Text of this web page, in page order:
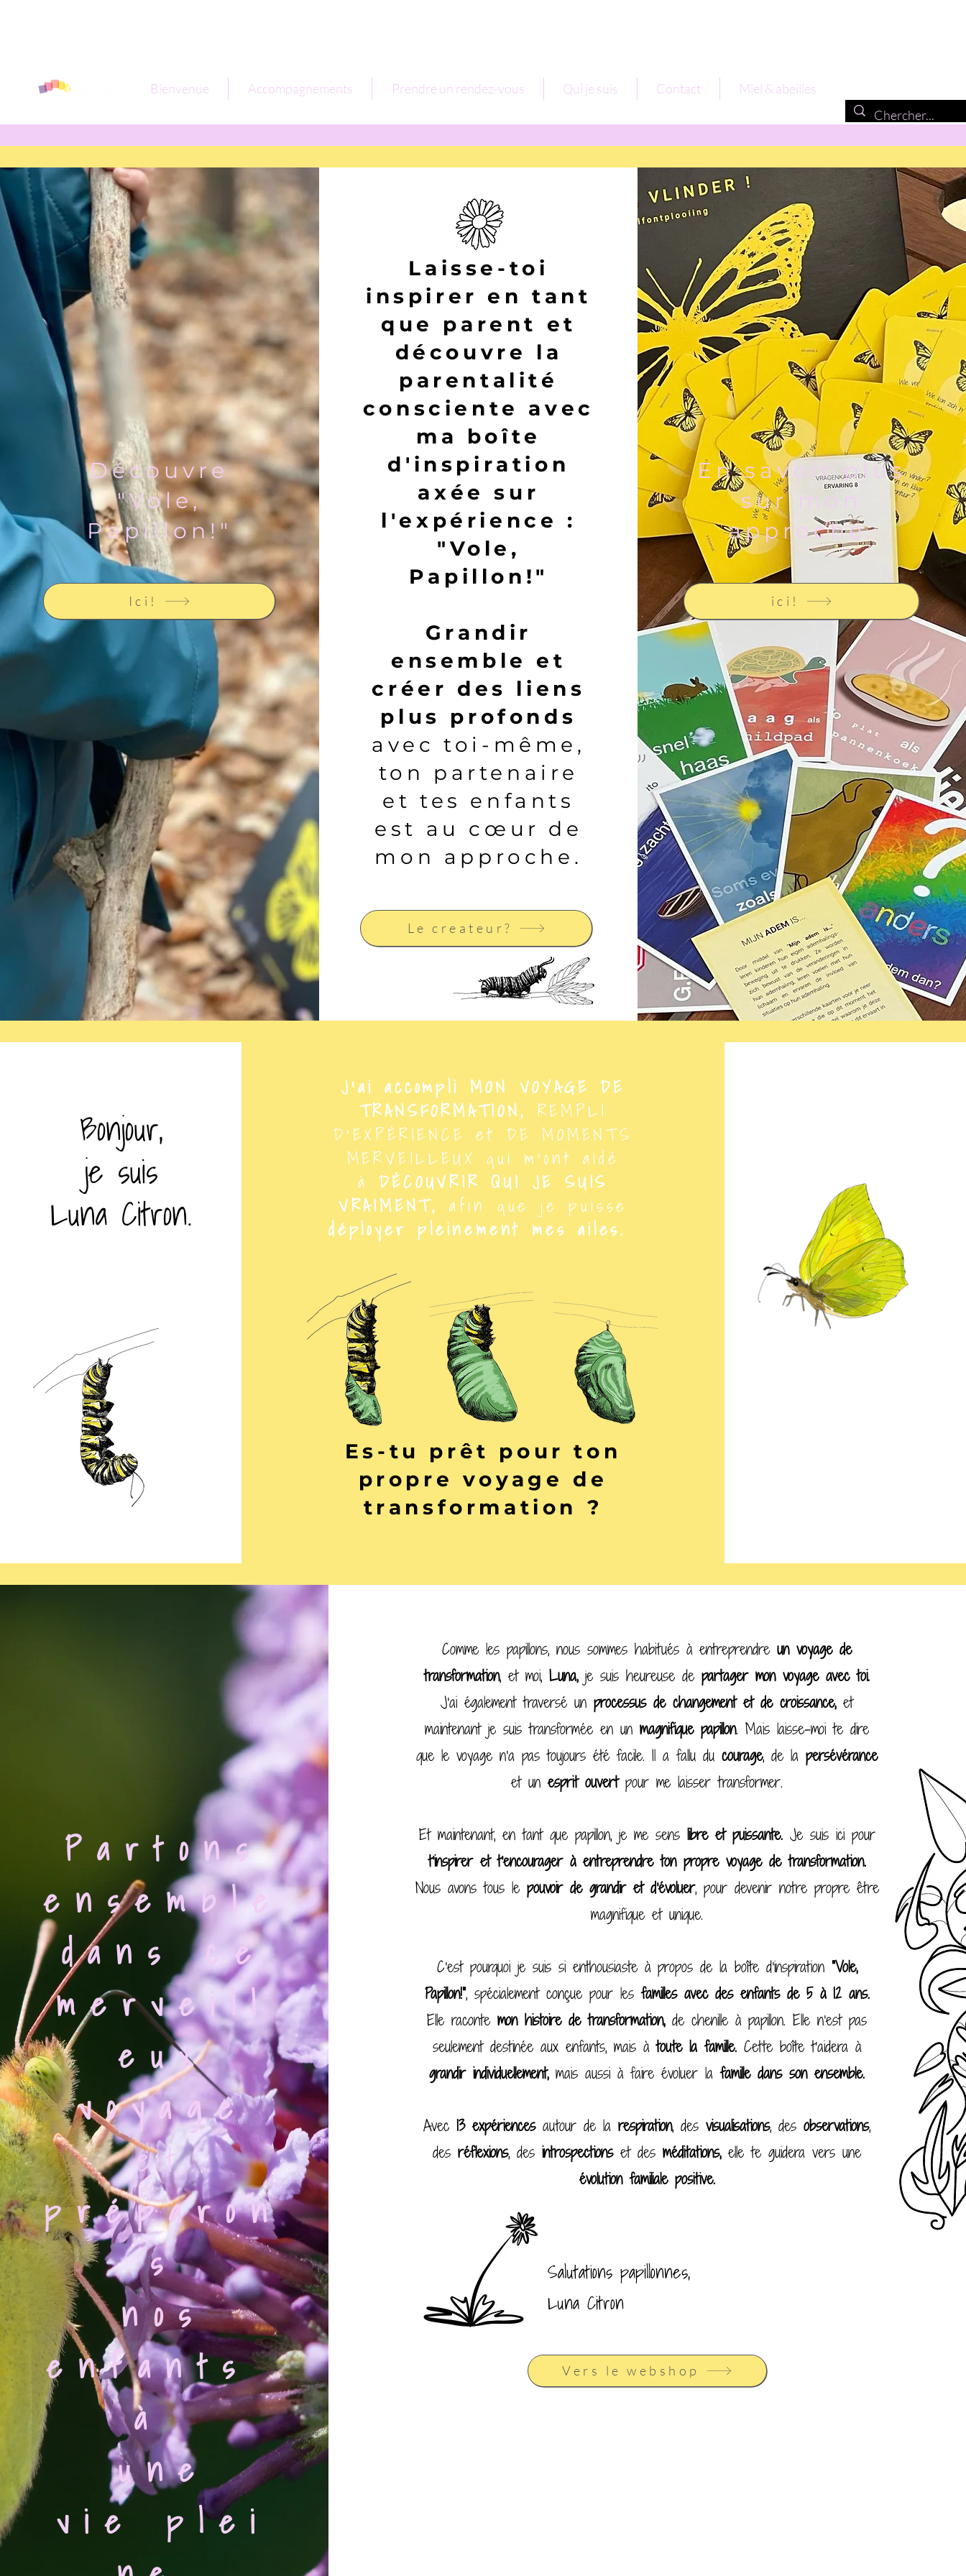
Bienvenue Accompagnements Prendre un rendez-vous Qui je suis Contact Miel & abeilles
Découvre
"Vole,
Papillon!"
Ici!
Laisse-toi
inspirer en tant
que parent et
découvre la
parentalité
consciente avec
ma boîte
d'inspiration
axée sur
l'expérience :
"Vole,
Papillon!"
Grandir
ensemble et
créer des liens
plus profonds
avec toi-même,
ton partenaire
et tes enfants
est au cœur de
mon approche.
Le createur?
En savoir plus
sur mon
approche.
ici!
Bonjour,
je suis
Luna Citron.
J'ai accompli MON VOYAGE DE
TRANSFORMATION, REMPLI
D'EXPÉRIENCE et DE MOMENTS
MERVEILLEUX qui m'ont aidé
àDÉCOUVRIR QUI JE SUIS
VRAIMENT, afin que je puisse
déployer pleinement mes ailes.
Es-tu prêt pour ton
propre voyage de
transformation ?
Partons
ensemble
dans ce
merveill
eux
voyage
et
préparon
s
nos
enfants
à
une
vie plei
Comme les papillons, nous sommes habitués à entreprendre un voyage de
transformation, et moi, Luna,je suis heureuse departager mon voyage avec toi.
J'ai également traversé unprocessus de changement et de croissance,et
maintenant je suis transformée en unmagnifique papillon. Mais laisse-moi te dire
que le voyage n'a pas toujours été facile. Il a fallu ducourage, de lapersévérance
et unesprit ouvertpour me laisser transformer.
Et maintenant, en tant que papillon, je me sens libre et puissante.Je suis ici pour
t'inspirer et t'encourager à entreprendre ton propre voyage de transformation.
Nous avons tous le pouvoir de grandir et d'évoluer, pour devenir notre propre être
magnifique et unique.
C'est pourquoi je suis si enthousiaste à propos de la boîte d'inspiration "Vole,
Papillon!", spécialement conçue pour lesfamilles avec des enfants de 5 à 12 ans.
Elle racontemon histoire de transformation,de chenille à papillon. Elle n'est pas
seulement destinée aux enfants, mais àtoute la famille.Cette boîte t'aidera à
grandir individuellement,mais aussi à faire évoluer lafamille dans son ensemble.
Avec13 expériencesautour de larespiration, desvisualisations, desobservations,
desréflexions, desintrospectionset desméditations,elle te guidera vers une
évolution familiale positive.
Salutations papillonnes,
Luna Citron
Vers le webshop